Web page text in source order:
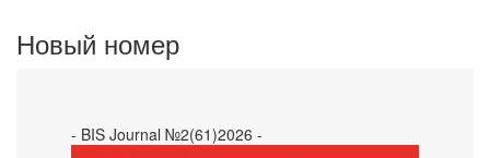
Новый номер
- BIS Journal №2(61)2026 -